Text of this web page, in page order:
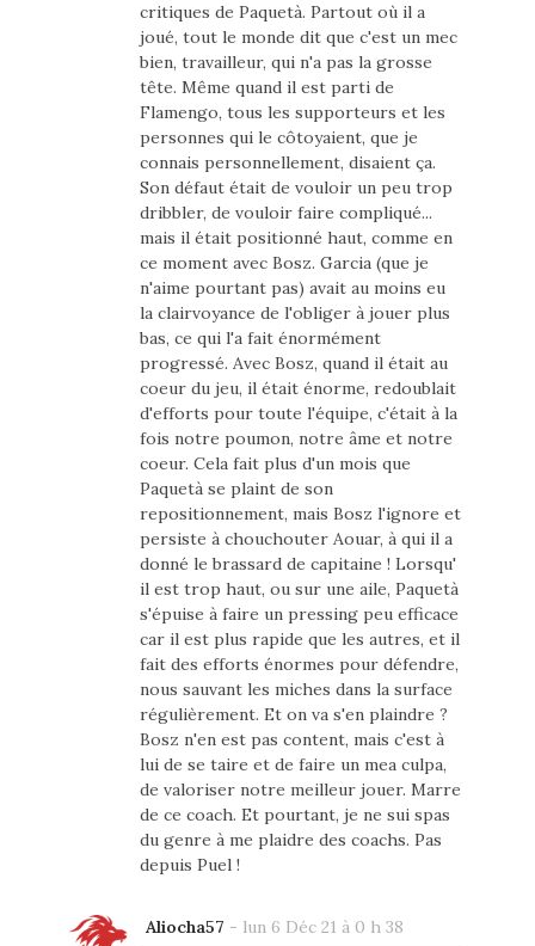
critiques de Paquetà. Partout où il a
joué, tout le monde dit que c'est un mec
bien, travailleur, qui n'a pas la grosse
tête. Même quand il est parti de
Flamengo, tous les supporteurs et les
personnes qui le côtoyaient, que je
connais personnellement, disaient ça.
Son défaut était de vouloir un peu trop
dribbler, de vouloir faire compliqué...
mais il était positionné haut, comme en
ce moment avec Bosz. Garcia (que je
n'aime pourtant pas) avait au moins eu
la clairvoyance de l'obliger à jouer plus
bas, ce qui l'a fait énormément
progressé. Avec Bosz, quand il était au
coeur du jeu, il était énorme, redoublait
d'efforts pour toute l'équipe, c'était à la
fois notre poumon, notre âme et notre
coeur. Cela fait plus d'un mois que
Paquetà se plaint de son
repositionnement, mais Bosz l'ignore et
persiste à chouchouter Aouar, à qui il a
donné le brassard de capitaine ! Lorsqu'
il est trop haut, ou sur une aile, Paquetà
s'épuise à faire un pressing peu efficace
car il est plus rapide que les autres, et il
fait des efforts énormes pour défendre,
nous sauvant les miches dans la surface
régulièrement. Et on va s'en plaindre ?
Bosz n'en est pas content, mais c'est à
lui de se taire et de faire un mea culpa,
de valoriser notre meilleur jouer. Marre
de ce coach. Et pourtant, je ne sui spas
du genre à me plaidre des coachs. Pas
depuis Puel !
Aliocha57 - lun 6 Déc 21 à 0 h 38